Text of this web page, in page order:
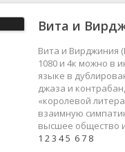
2024
2023
2022
2021
Русские
Вита и
Вита и Вирджиния
1080 и 4к можно в
языке в
джаза и
«королевой
взаимную
высшее общество
1 23 45 67 8